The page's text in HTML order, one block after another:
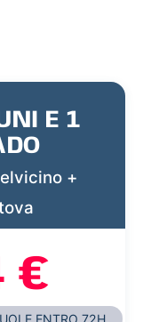
E 1
+
€
ENTRO 72H